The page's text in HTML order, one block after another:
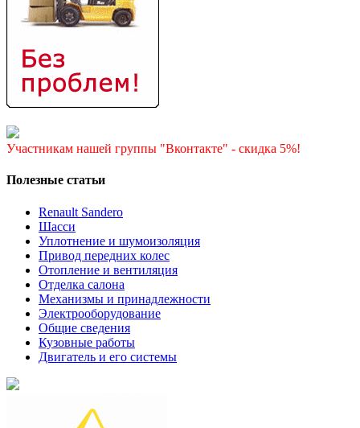
Участникам нашей группы "Вконтакте" - скидка 5%!
Полезные статьи
Renault Sandero
Шасси
Уплотнение и шумоизоляция
Привод передних колес
Отопление и вентиляция
Отделка салона
Механизмы и принадлежности
Электрооборудование
Общие сведения
Кузовные работы
Двигатель и его системы